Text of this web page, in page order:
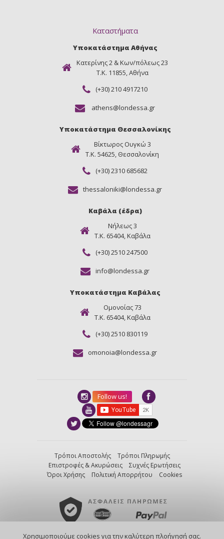
Χρησιμοποιούμε cookies για την καλύτερη πλοήγησή σας.
Καταστήματα
Υποκατάστημα Αθήνας
Κατερίνης 2 & Κων/πόλεως 23
Τ.Κ. 11855, Αθήνα
(+30) 210 4917210
athens@londessa.gr
Υποκατάστημα Θεσσαλονίκης
Βίκτωρος Ουγκώ 3
Τ.Κ. 54625, Θεσσαλονίκη
(+30) 2310 685682
thessaloniki@londessa.gr
Καβάλα (έδρα)
Νήλεως 3
Τ.Κ. 65404, Καβάλα
(+30) 2510 247500
info@londessa.gr
Υποκατάστημα Καβάλας
Ομονοίας 73
Τ.Κ. 65404, Καβάλα
(+30) 2510 830119
omonoia@londessa.gr
Follow us!
Τρόποι Αποστολής
Τρόποι Πληρωμής
Επιστροφές & Ακυρώσεις
Συχνές Ερωτήσεις
Όροι Χρήσης
Πολιτική Απορρήτου Cookies